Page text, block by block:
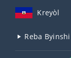
Kreyòl
Reba Byinshi